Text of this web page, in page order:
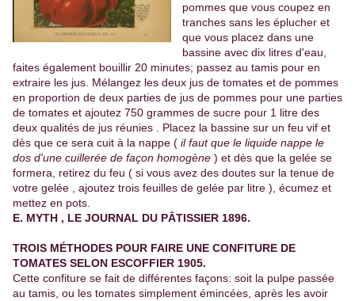
pommes que vous coupez en
tranches sans les éplucher et
que vous placez dans une
bassine avec dix litres d'eau,
faites également bouillir 20 minutes; passez au tamis pour en
extraire les jus. Mélangez les deux jus de tomates et de pommes
en proportion de deux parties de jus de pommes pour une parties
de tomates et ajoutez 750 grammes de sucre pour 1 litre des
deux qualités de jus réunies . Placez la bassine sur un feu vif et
dès que ce sera cuit à la nappe ( il faut que le liquide nappe le
dos d'une cuillerée de façon homogène ) et dès que la gelée se
formera, retirez du feu ( si vous avez des doutes sur la tenue de
votre gelée , ajoutez trois feuilles de gelée par litre ), écumez et
mettez en pots.
E. MYTH , LE JOURNAL DU PÂTISSIER 1896.
TROIS MÉTHODES POUR FAIRE UNE CONFITURE DE
TOMATES SELON ESCOFFIER 1905.
Cette confiture se fait de différentes façons: soit la pulpe passée
au tamis, ou les tomates simplement émincées, après les avoir